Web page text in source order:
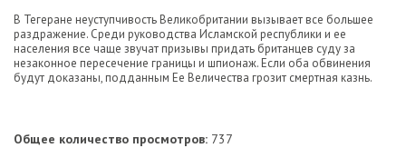
В Тегеране неуступчивость Великобритании вызывает все большее
раздражение. Среди руководства Исламской республики и ее
населения все чаще звучат призывы придать британцев суду за
незаконное пересечение границы и шпионаж. Если оба обвинения
будут доказаны, подданным Ее Величества грозит смертная казнь.
Общее количество просмотров: 737